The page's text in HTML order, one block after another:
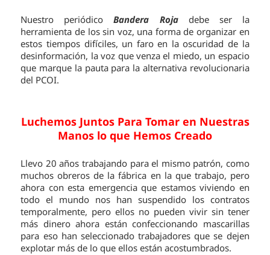
Nuestro periódicoBandera Rojadebe ser la
herramienta de los sin voz, una forma de organizar en
estos tiempos difíciles, un faro en la oscuridad de la
desinformación, la voz que venza el miedo, un espacio
que marque la pauta para la alternativa revolucionaria
del PCOI.
Luchemos Juntos Para Tomar en Nuestras
Manos lo que Hemos Creado
Llevo 20 años trabajando para el mismo patrón, como
muchos obreros de la fábrica en la que trabajo, pero
ahora con esta emergencia que estamos viviendo en
todo el mundo nos han suspendido los contratos
temporalmente, pero ellos no pueden vivir sin tener
más dinero ahora están confeccionando mascarillas
para eso han seleccionado trabajadores que se dejen
explotar más de lo que ellos están acostumbrados.